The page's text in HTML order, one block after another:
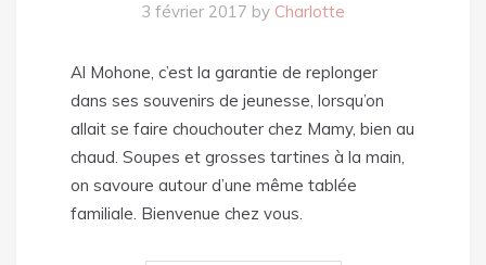
3 février 2017 by Charlotte
Al Mohone, c’est la garantie de replonger
dans ses souvenirs de jeunesse, lorsqu’on
allait se faire chouchouter chez Mamy, bien au
chaud. Soupes et grosses tartines à la main,
on savoure autour d’une même tablée
familiale. Bienvenue chez vous.